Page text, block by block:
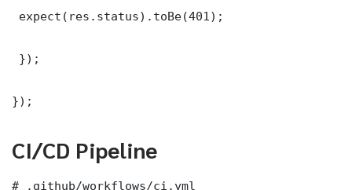
expect(res.status).toBe(401);
});
});
CI/CD Pipeline
# .github/workflows/ci.yml